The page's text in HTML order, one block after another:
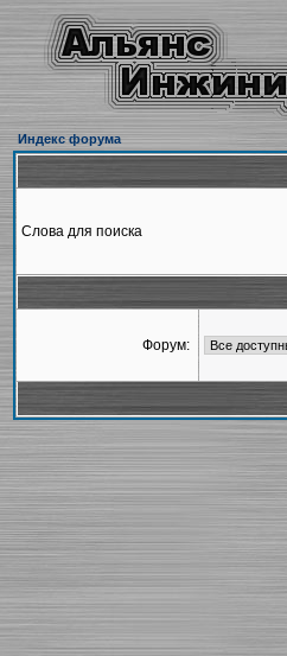
Индекс форума
Слова для поиска
Форум: